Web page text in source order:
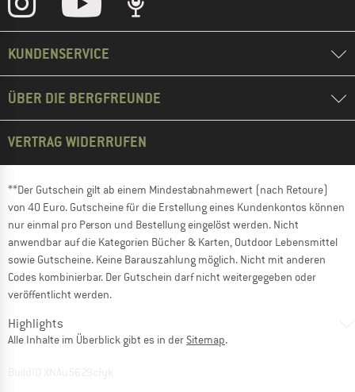
KUNDENSERVICE
ÜBER DIE BERGFREUNDE
VERTRAG WIDERRUFEN
**Der Gutschein gilt ab einem Mindestabnahmewert (nach Retoure)
von 40 Euro. Gutscheine für die Erstellung eines Kundenkontos können
nur einmal pro Person und Bestellung eingelöst werden. Nicht
anwendbar auf die Kategorien Bücher & Karten, Outdoor Lebensmittel
sowie Gutscheine. Keine Barauszahlung möglich. Nicht mit anderen
Codes kombinierbar. Der Gutschein darf nicht weitergegeben oder
veröffentlicht werden.
Highlights
Alle Inhalte im Überblick gibt es in der Sitemap.